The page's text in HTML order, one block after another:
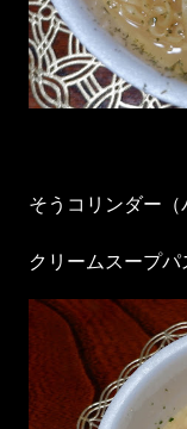
そうコリンダー
クリームスープパ